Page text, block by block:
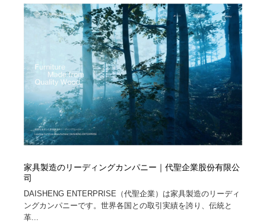
家具製造のリーディングカンパニー｜代聖企業股份有限公
司
DAISHENG ENTERPRISE（代聖企業）は家具製造のリーディ
ングカンパニーです。世界各国との取引実績を誇り、伝統と
革...